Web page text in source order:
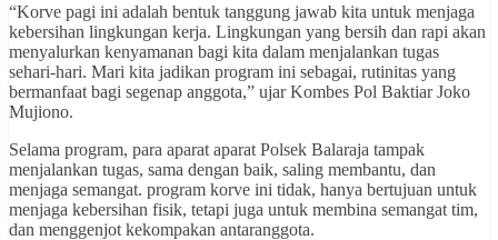
“Korve pagi ini adalah bentuk tanggung jawab kita untuk menjaga
kebersihan lingkungan kerja. Lingkungan yang bersih dan rapi akan
menyalurkan kenyamanan bagi kita dalam menjalankan tugas
sehari-hari. Mari kita jadikan program ini sebagai, rutinitas yang
bermanfaat bagi segenap anggota,” ujar Kombes Pol Baktiar Joko
Mujiono.
Selama program, para aparat aparat Polsek Balaraja tampak
menjalankan tugas, sama dengan baik, saling membantu, dan
menjaga semangat. program korve ini tidak, hanya bertujuan untuk
menjaga kebersihan fisik, tetapi juga untuk membina semangat tim,
dan menggenjot kekompakan antaranggota.